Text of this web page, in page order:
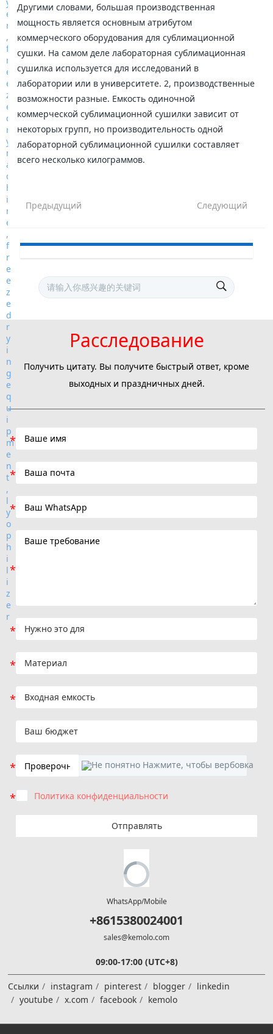
Другими словами, большая производственная
мощность является основным атрибутом
коммерческого оборудования для сублимационной
сушки. На самом деле лабораторная сублимационная
сушилка используется для исследований в
лаборатории или в университете. 2, производственные
возможности разные. Емкость одиночной
коммерческой сублимационной сушилки зависит от
некоторых групп, но производительность одной
лабораторной сублимационной сушилки составляет
всего несколько килограммов.
Предыдущий Следующий
Расследование
Получить цитату. Вы получите быстрый ответ, кроме
выходных и праздничных дней.
Политика конфиденциальности
Отправлять
WhatsApp/Mobile
+8615380024001
sales@kemolo.com
09:00-17:00 (UTC+8)
Ссылки instagram pinterest blogger
linkedin
youtube
x.com facebook kemolo